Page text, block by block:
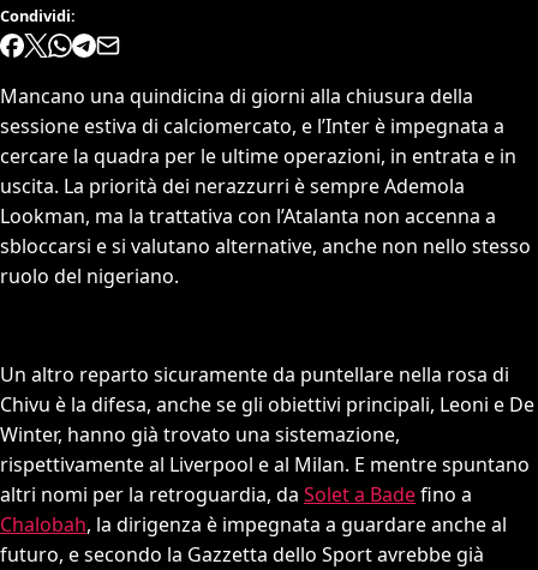
Condividi:
Mancano una quindicina di giorni alla chiusura della
sessione estiva di calciomercato, e l’Inter è impegnata a
cercare la quadra per le ultime operazioni, in entrata e in
uscita. La priorità dei nerazzurri è sempre Ademola
Lookman, ma la trattativa con l’Atalanta non accenna a
sbloccarsi e si valutano alternative, anche non nello stesso
ruolo del nigeriano.
Un altro reparto sicuramente da puntellare nella rosa di
Chivu è la difesa, anche se gli obiettivi principali, Leoni e De
Winter, hanno già trovato una sistemazione,
rispettivamente al Liverpool e al Milan. E mentre spuntano
altri nomi per la retroguardia, da Solet a Badefino a
Chalobah, la dirigenza è impegnata a guardare anche al
futuro, e secondo la Gazzetta dello Sport avrebbe già